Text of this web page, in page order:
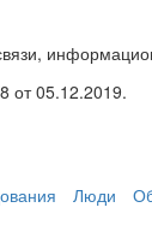
от 05.12.2019.
Люди